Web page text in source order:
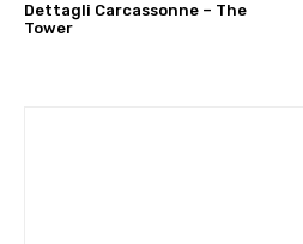
Dettagli Carcassonne – The
Tower